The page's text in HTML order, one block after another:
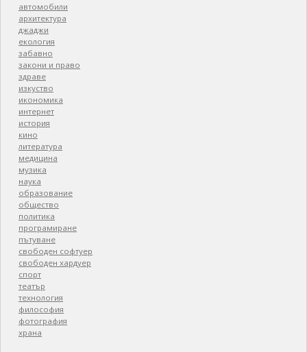
автомобили
архитектура
джаджи
екология
забавно
закони и право
здраве
изкуство
икономика
интернет
история
кино
литература
медицина
музика
наука
образование
общество
политика
програмиране
пътуване
свободен софтуер
свободен хардуер
спорт
театър
технология
философия
фотография
храна